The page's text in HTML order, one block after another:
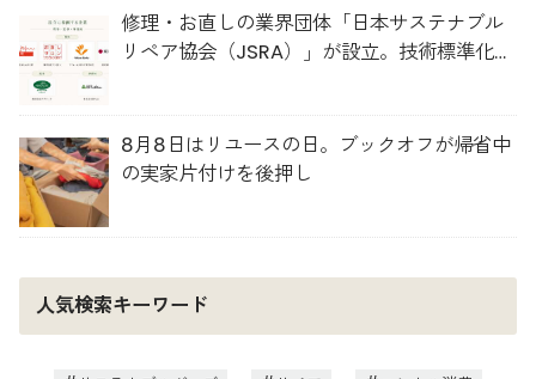
修理・お直しの業界団体「日本サステナブル
リペア協会（JSRA）」が設立。技術標準化や
8月8日はリユースの日。ブックオフが帰省中
の実家片付けを後押し
人気検索キーワード